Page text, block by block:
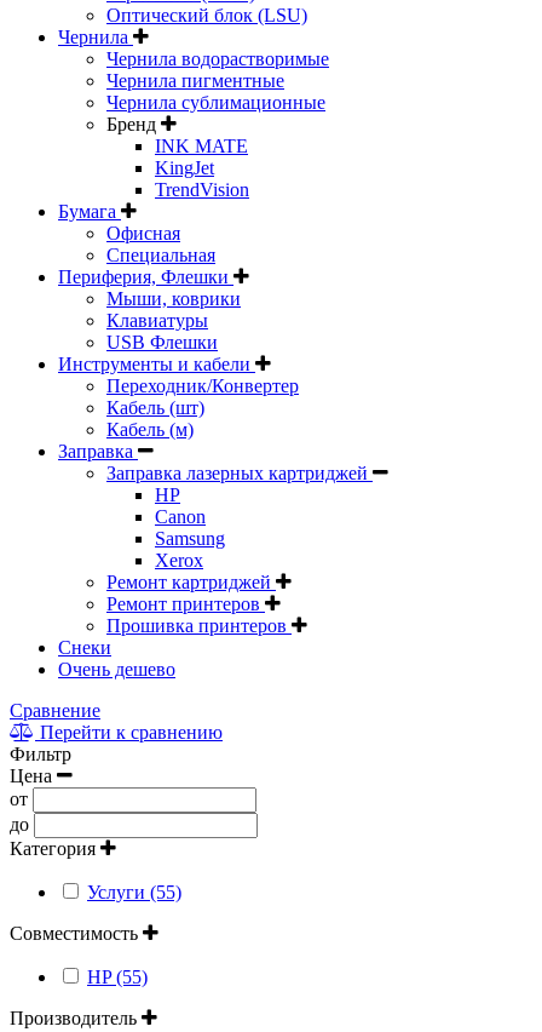
Оптический блок (LSU)
Чернила
Чернила водорастворимые
Чернила пигментные
Чернила сублимационные
Бренд
INK MATE
KingJet
TrendVision
Бумага
Офисная
Специальная
Периферия, Флешки
Мыши, коврики
Клавиатуры
USB Флешки
Инструменты и кабели
Переходник/Конвертер
Кабель (шт)
Кабель (м)
Заправка
Заправка лазерных картриджей
HP
Canon
Samsung
Xerox
Ремонт картриджей
Ремонт принтеров
Прошивка принтеров
Снеки
Очень дешево
Сравнение
Перейти к сравнению
Фильтр
Цена
от
до
Категория
Услуги (55)
Совместимость
HP (55)
Производитель